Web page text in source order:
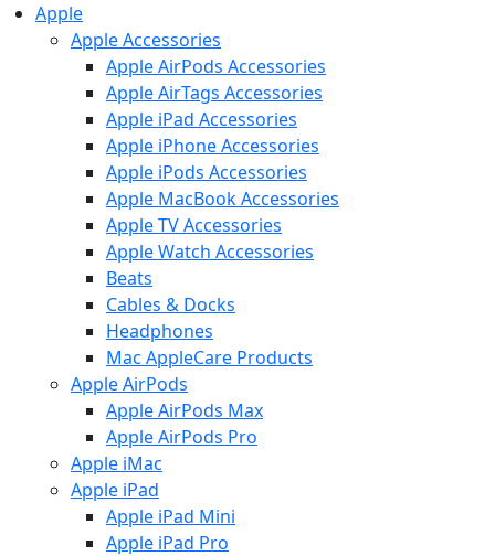
Apple
Apple Accessories
Apple AirPods Accessories
Apple AirTags Accessories
Apple iPad Accessories
Apple iPhone Accessories
Apple iPods Accessories
Apple MacBook Accessories
Apple TV Accessories
Apple Watch Accessories
Beats
Cables & Docks
Headphones
Mac AppleCare Products
Apple AirPods
Apple AirPods Max
Apple AirPods Pro
Apple iMac
Apple iPad
Apple iPad Mini
Apple iPad Pro